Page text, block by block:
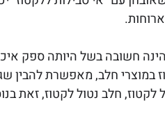
חשובה בשל היותה ספק
במוצרי חלב, מאפשרת להבין
חלב נטול לקטוז, זאת